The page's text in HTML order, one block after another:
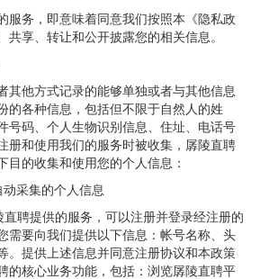
服务，即意味着同意我们按照本《隐私政
共享、转让和公开披露您的相关信息。
其他方式记录的能够单独或者与其他信息
的各种信息，包括但不限于自然人的姓
号码、个人生物识别信息、住址、电话号
册和使用我们的服务时被收集，孱陵直聘
目的收集和使用您的个人信息：
采集的个人信息
聘提供的服务，可以注册并登录经注册的
需要向我们提供以下信息：帐号名称、头
。提供上述信息并同意注册协议和本政策
的核心业务功能，包括：浏览孱陵直聘平